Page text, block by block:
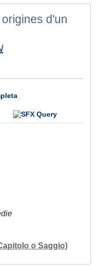
d'un
o Saggio)